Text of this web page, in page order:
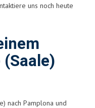
uns noch heute
nach Pamplona und